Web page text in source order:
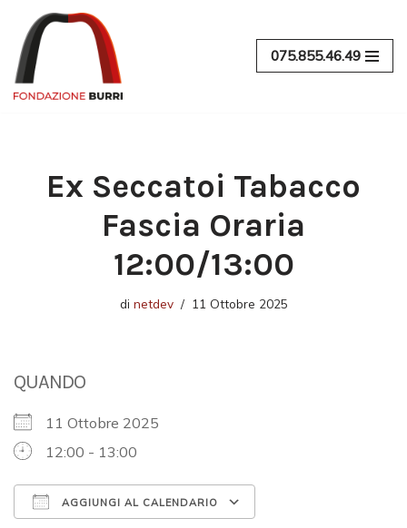
Vai
al
contenuto
075.855.46.49
Ex Seccatoi Tabacco
Fascia Oraria
12:00/13:00
di netdev 11 Ottobre 2025
QUANDO
11 Ottobre 2025
12:00 - 13:00
AGGIUNGI AL CALENDARIO